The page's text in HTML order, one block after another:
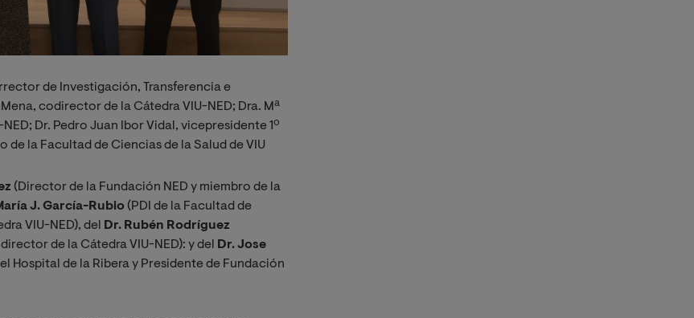
de Investigación, Transferencia e
codirector de la Cátedra VIU-NED; Dra. Mª
Dr. Pedro Juan Ibor Vidal, vicepresidente 1º
de la Facultad de Ciencias de la Salud de VIU
(Director de la Fundación NED y miembro de la
J. García-Rubio (PDI de la Facultad de
VIU-NED), del Dr. Rubén Rodríguez
de la Cátedra VIU-NED): y del Dr. Jose
Hospital de la Ribera y Presidente de Fundación